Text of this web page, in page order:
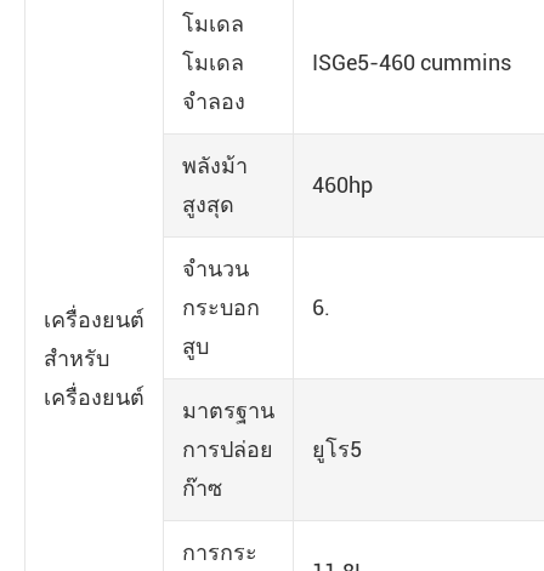
เครื่องยนต์
สำหรับ
เครื่องยนต์
โมเดล
โมเดล
จำลอง
ISGe5-460 cummins
พลังม้า
สูงสุด
460hp
จำนวน
กระบอก
สูบ
6.
มาตรฐาน
การปล่อย
ก๊าซ
ยูโร5
การกระ